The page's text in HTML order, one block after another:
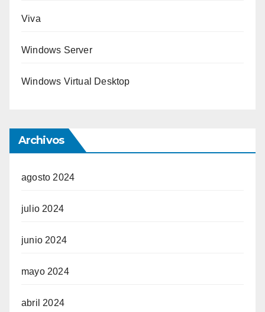
Viva
Windows Server
Windows Virtual Desktop
Archivos
agosto 2024
julio 2024
junio 2024
mayo 2024
abril 2024